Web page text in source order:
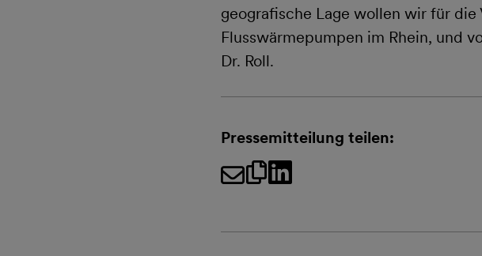
geografische Lage wollen wir für
Flusswärmepumpen im Rhein, und
Dr. Roll.
Pressemitteilung teilen: